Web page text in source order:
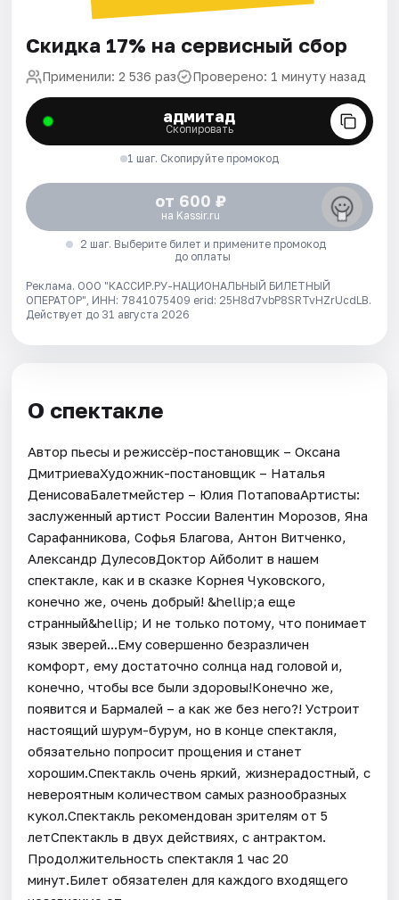
Скидка 17% на сервисный сбор
Применили: 2 536 раз Проверено: 1 минуту назад
адмитад
Скопировать
1 шаг. Скопируйте промокод
от 600 ₽
на Kassir.ru
2 шаг. Выберите билет и примените промокод
до оплаты
Реклама. ООО "КАССИР.РУ-НАЦИОНАЛЬНЫЙ БИЛЕТНЫЙ
ОПЕРАТОР", ИНН: 7841075409 erid: 25H8d7vbP8SRTvHZrUcdLB.
Действует до 31 августа 2026
О спектакле
Автор пьесы и режиссёр-постановщик – Оксана
ДмитриеваХудожник-постановщик – Наталья
ДенисоваБалетмейстер – Юлия ПотаповаАртисты:
заслуженный артист России Валентин Морозов, Яна
Сарафанникова, Софья Благова, Антон Витченко,
Александр ДулесовДоктор Айболит в нашем
спектакле, как и в сказке Корнея Чуковского,
конечно же, очень добрый! &hellip;а еще
странный&hellip; И не только потому, что понимает
язык зверей...Ему совершенно безразличен
комфорт, ему достаточно солнца над головой и,
конечно, чтобы все были здоровы!Конечно же,
появится и Бармалей – а как же без него?! Устроит
настоящий шурум-бурум, но в конце спектакля,
обязательно попросит прощения и станет
хорошим.Спектакль очень яркий, жизнерадостный, с
невероятным количеством самых разнообразных
кукол.Спектакль рекомендован зрителям от 5
летСпектакль в двух действиях, с антрактом.
Продолжительность спектакля 1 час 20
минут.Билет обязателен для каждого входящего